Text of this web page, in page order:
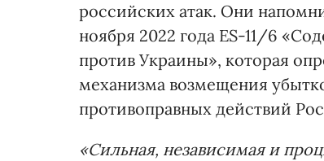
российских атак. Они
ноября 2022 года ES-11/6
против Украины», которая
механизма возмещения
противоправных действий
«Сильная, независимая и